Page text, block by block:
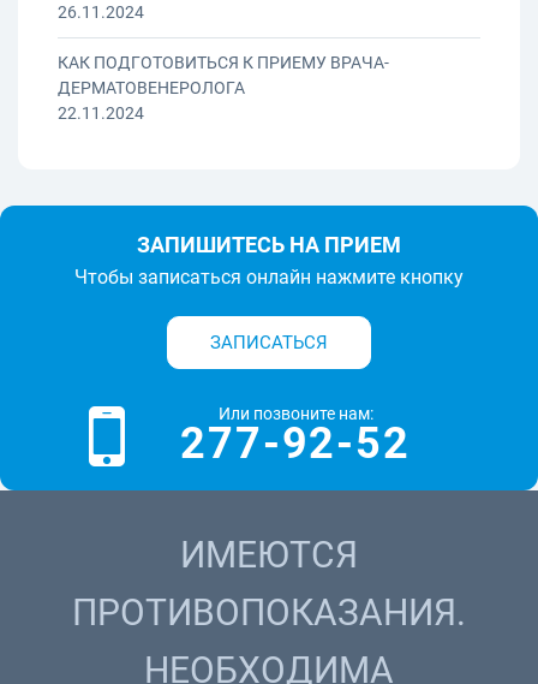
26.11.2024
КАК ПОДГОТОВИТЬСЯ К ПРИЕМУ ВРАЧА-
ДЕРМАТОВЕНЕРОЛОГА
22.11.2024
ЗАПИШИТЕСЬ НА ПРИЕМ
Чтобы записаться онлайн нажмите кнопку
ЗАПИСАТЬСЯ
Или позвоните нам:
277-92-52
ИМЕЮТСЯ
ПРОТИВОПОКАЗАНИЯ.
НЕОБХОДИМА